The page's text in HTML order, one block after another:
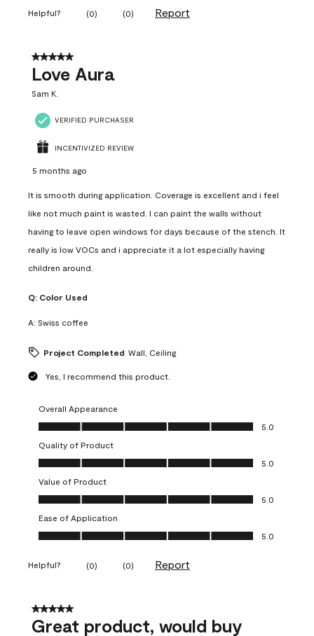
Helpful? (0) (0) Report
5 out of 5 stars.
Love Aura
Sam K.
VERIFIED PURCHASER
INCENTIVIZED REVIEW
5 months ago
It is smooth during application. Coverage is excellent and i feel
like not much paint is wasted. I can paint the walls without
having to leave open windows for days because of the stench. It
really is low VOCs and i appreciate it a lot especially having
children around.
Q: Color Used
A: Swiss coffee
Project Completed Wall, Ceiling
Yes, I recommend this product.
Overall Appearance
Overall Appearance, 5.0 out of 5
5.0
Quality of Product
Quality of Product, 5.0 out of 5
5.0
Value of Product
Value of Product, 5.0 out of 5
5.0
Ease of Application
Ease of Application, 5.0 out of 5
5.0
Helpful? (0) (0) Report
5 out of 5 stars.
Great product, would buy